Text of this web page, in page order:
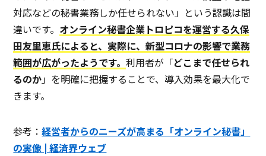
チャットアプリで連絡可
英語以外の多言語対応
英語対応
競合・広報ネタリサーチ
動画制作
対応などの秘書業務しか任せられない」という認識は間
違いです。 オンライン秘書企業トロピコを運営する久保
田友里恵氏によると、実際に、新型コロナの影響で業務
範囲が広がったようです。利用者が「どこまで任せられ
るのか」を明確に把握することで、導入効果を最大化で
きます。
参考：経営者からのニーズが高まる「オンライン秘書」
の実像 | 経済界ウェブ